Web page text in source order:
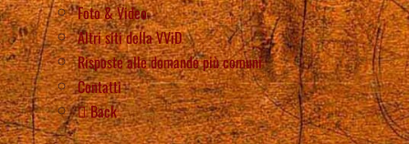
Foto & Video
Altri siti della VViD
Risposte alle domande più comuni
Contatti
Back